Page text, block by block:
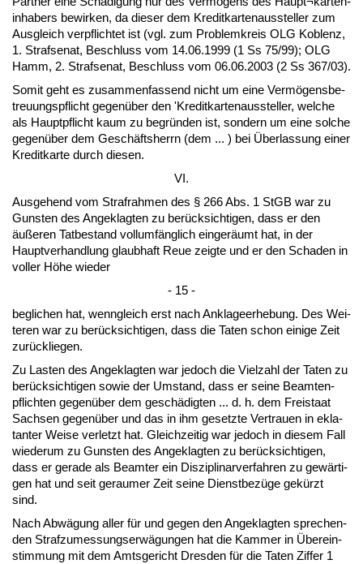
in­ha­bers be­wir­ken, da die­ser dem Kre­dit­kar­ten­aus­stel­ler zum
Aus­gleich ver­pflich­tet ist (vgl. zum Pro­blem­kreis OLG Ko­blenz,
1. Straf­se­nat, Be­schluss vom 14.06.1999 (1 Ss 75/99); OLG
Hamm, 2. Straf­se­nat, Be­schluss vom 06.06.2003 (2 Ss 367/03).
So­mit geht es zu­sam­men­fas­send nicht um ei­ne Vermögens­be­
treu­ungs­pflicht ge­genüber den 'Kre­dit­kar­ten­aus­stel­ler, wel­che
als Haupt­pflicht kaum zu be­gründen ist, son­dern um ei­ne sol­che
ge­genüber dem Geschäfts­herrn (dem ... ) bei Über­las­sung ei­ner
Kre­dit­kar­te durch die­sen.
VI.
Aus­ge­hend vom Straf­rah­men des § 266 Abs. 1 StGB war zu
Guns­ten des An­ge­klag­ten zu berück­sich­ti­gen, dass er den
äußeren Tat­be­stand voll­umfäng­lich ein­geräumt hat, in der
Haupt­ver­hand­lung glaub­haft Reue zeig­te und er den Scha­den in
vol­ler Höhe wie­der
- 15 -
be­gli­chen hat, wenn­gleich erst nach An­kla­ge­er­he­bung. Des Wei­
te­ren war zu berück­sich­ti­gen, dass die Ta­ten schon ei­ni­ge Zeit
zurück­lie­gen.
Zu Las­ten des An­ge­klag­ten war je­doch die Viel­zahl der Ta­ten zu
berück­sich­ti­gen so­wie der Um­stand, dass er sei­ne Be­am­ten­
pflich­ten ge­genüber dem geschädig­ten ... d. h. dem Frei­staat
Sach­sen ge­genüber und das in ihm ge­setz­te Ver­trau­en in ekla­
tan­ter Wei­se ver­letzt hat. Gleich­zei­tig war je­doch in die­sem Fall
wie­der­um zu Guns­ten des An­ge­klag­ten zu berück­sich­ti­gen,
dass er ge­ra­de als Be­am­ter ein Dis­zi­pli­nar­ver­fah­ren zu gewärti­
gen hat und seit ge­rau­mer Zeit sei­ne Dienst­bezüge gekürzt
sind.
Nach Abwägung al­ler für und ge­gen den An­ge­klag­ten spre­chen­
den Straf­zu­mes­sungs­erwägun­gen hat die Kam­mer in Übe­rein­
stim­mung mit dem Amts­ge­richt Dres­den für die Ta­ten Zif­fer 1